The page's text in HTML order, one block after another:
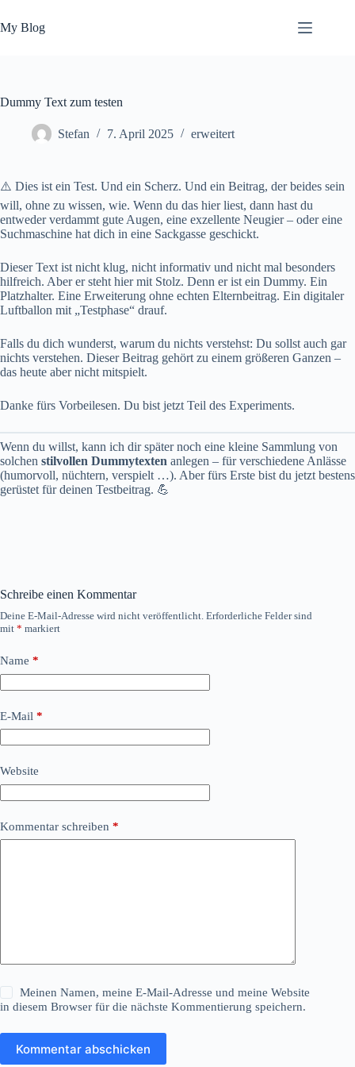
Inhalt
springen
My Blog
Dummy Text zum testen
Stefan 7. April 2025 erweitert
⚠️ Dies ist ein Test. Und ein Scherz. Und ein Beitrag, der beides sein
will, ohne zu wissen, wie. Wenn du das hier liest, dann hast du
entweder verdammt gute Augen, eine exzellente Neugier – oder eine
Suchmaschine hat dich in eine Sackgasse geschickt.
Dieser Text ist nicht klug, nicht informativ und nicht mal besonders
hilfreich. Aber er steht hier mit Stolz. Denn er ist ein Dummy. Ein
Platzhalter. Eine Erweiterung ohne echten Elternbeitrag. Ein digitaler
Luftballon mit „Testphase“ drauf.
Falls du dich wunderst, warum du nichts verstehst: Du sollst auch gar
nichts verstehen. Dieser Beitrag gehört zu einem größeren Ganzen –
das heute aber nicht mitspielt.
Danke fürs Vorbeilesen. Du bist jetzt Teil des Experiments.
Wenn du willst, kann ich dir später noch eine kleine Sammlung von
solchen stilvollen Dummytexten anlegen – für verschiedene Anlässe
(humorvoll, nüchtern, verspielt …). Aber fürs Erste bist du jetzt bestens
gerüstet für deinen Testbeitrag. 💪
Schreibe einen Kommentar
Deine E-Mail-Adresse wird nicht veröffentlicht. Erforderliche Felder sind
mit * markiert
Name *
E-Mail *
Website
Kommentar schreiben *
Meinen Namen, meine E-Mail-Adresse und meine Website
in diesem Browser für die nächste Kommentierung speichern.
Kommentar abschicken